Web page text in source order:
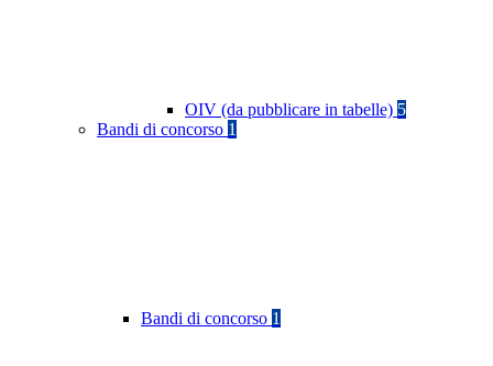
OIV (da pubblicare in tabelle) 5
Bandi di concorso 1
Bandi di concorso 1